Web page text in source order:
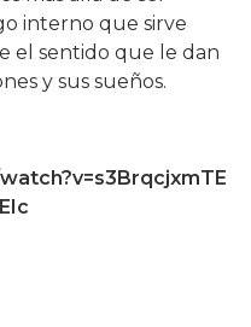
interno que sirve
el sentido que le dan
y sus sueños.